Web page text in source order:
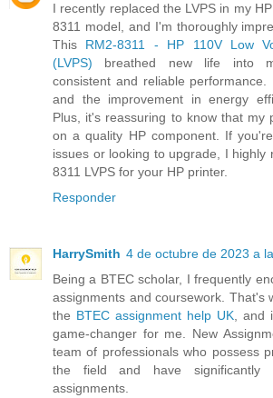
I recently replaced the LVPS in my
8311 model, and I'm thoroughly
This RM2-8311 - HP 110V Low
(LVPS) breathed new life into
consistent and reliable performance.
and the improvement in energy
Plus, it's reassuring to know that my
on a quality HP component. If
issues or looking to upgrade, I highly
8311 LVPS for your HP printer.
Responder
HarrySmith 4 de octubre de 2023 a
Being a BTEC scholar, I frequently
assignments and coursework. That's
the BTEC assignment help UK ,
game-changer for me. New
team of professionals who possess
the field and have significantly
assignments.